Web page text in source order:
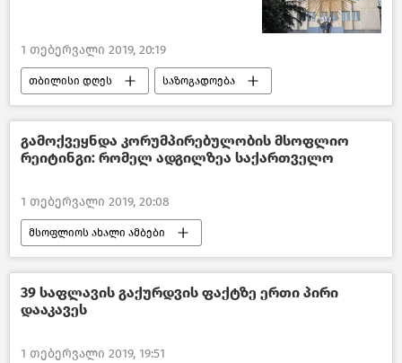
1 თებერვალი 2019, 20:19
თბილისი დღეს საზოგადოება
საქართველო
გამოქვეყნდა კორუმპირებულობის მსოფლიო
რეიტინგი: რომელ ადგილზეა საქართველო
1 თებერვალი 2019, 20:08
მსოფლიოს ახალი ამბები
39 საფლავის გაქურდვის ფაქტზე ერთი პირი
დააკავეს
1 თებერვალი 2019, 19:51